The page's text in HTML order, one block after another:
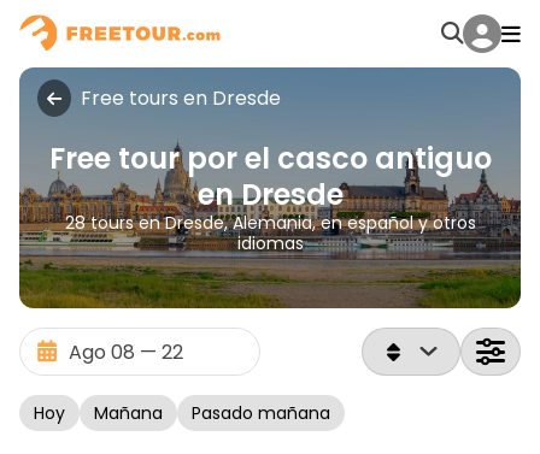
Free tours en Dresde
Free tour por el casco antiguo
en Dresde
28 tours en Dresde, Alemania, en español y otros
idiomas
Hoy Mañana Pasado mañana